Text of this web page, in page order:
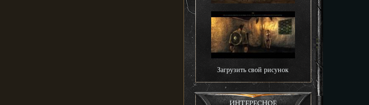
Загрузить свой рисунок